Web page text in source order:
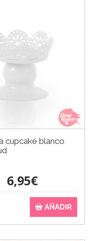
cupcake blanco
6,95€
AÑADIR